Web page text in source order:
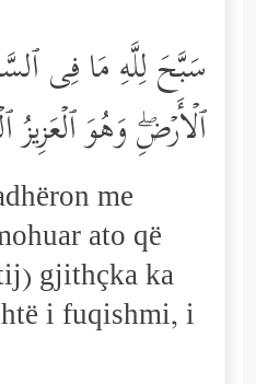
سَبَّحَ لِلَّهِ مَا فِی
ٱلۡأَرۡضِۖ وَهُوَ ٱلۡعَزِیزُ
me
ato që
gjithçka ka
i fuqishmi, i